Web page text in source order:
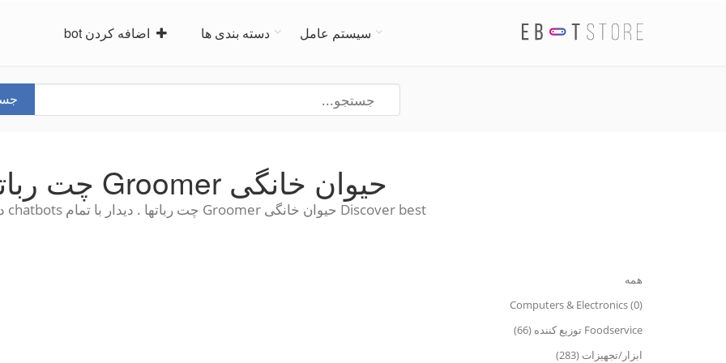
سیستم عامل دسته بندی ها اضافه کردن bot
حیوان خانگی Groomer چت رباتها
Discover best حیوان خانگی Groomer چت رباتها . دیدار با تمام chatbots در یک مکان!
همه
Computers & Electronics (0)
Foodservice توزیع کننده (66)
ابزار/تجهیزات (283)